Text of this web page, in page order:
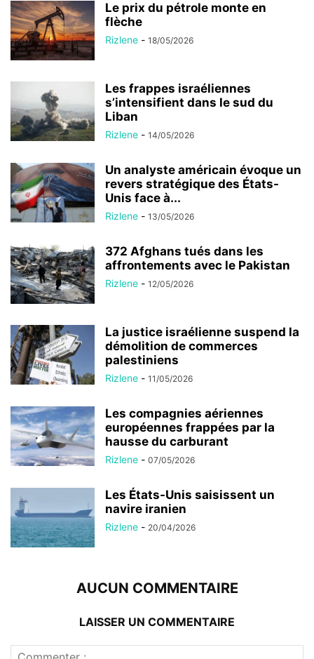
Le prix du pétrole monte en
flèche
Rizlene - 18/05/2026
Les frappes israéliennes
s’intensifient dans le sud du
Liban
Rizlene - 14/05/2026
Un analyste américain évoque un
revers stratégique des États-
Unis face à...
Rizlene - 13/05/2026
372 Afghans tués dans les
affrontements avec le Pakistan
Rizlene - 12/05/2026
La justice israélienne suspend la
démolition de commerces
palestiniens
Rizlene - 11/05/2026
Les compagnies aériennes
européennes frappées par la
hausse du carburant
Rizlene - 07/05/2026
Les États-Unis saisissent un
navire iranien
Rizlene - 20/04/2026
AUCUN COMMENTAIRE
LAISSER UN COMMENTAIRE